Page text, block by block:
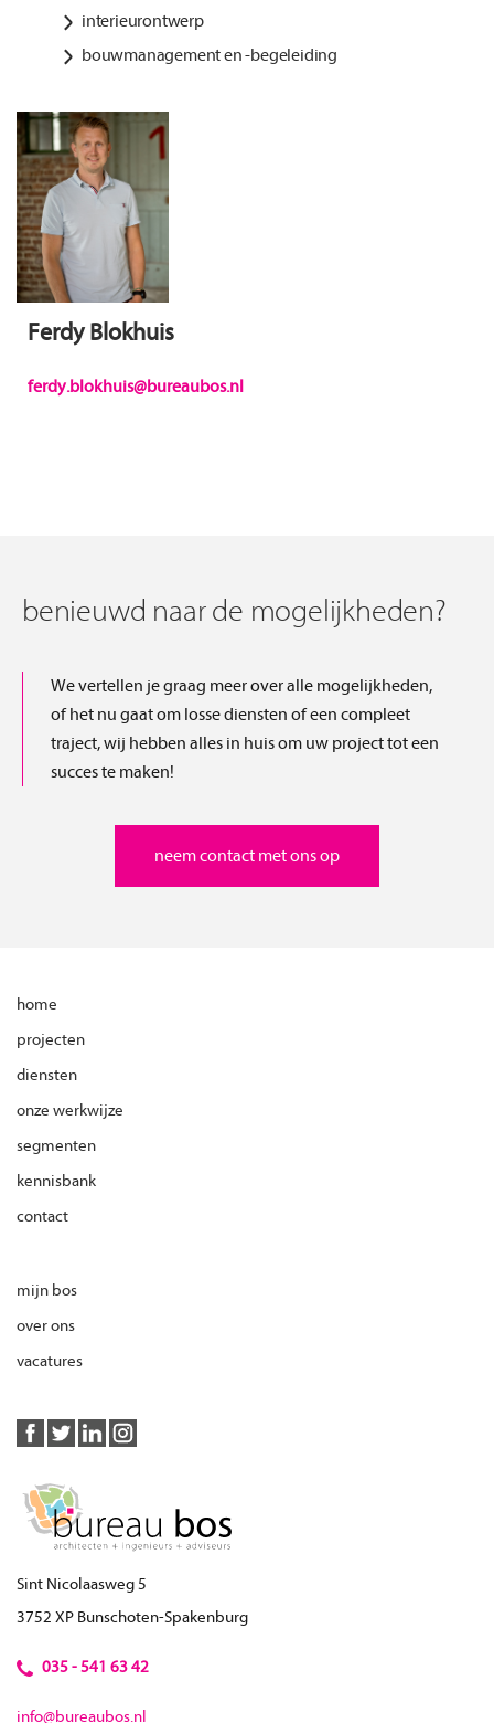
interieurontwerp
bouwmanagement en -begeleiding
Ferdy Blokhuis
ferdy.blokhuis@bureaubos.nl
benieuwd naar de mogelijkheden?
We vertellen je graag meer over alle mogelijkheden,
of het nu gaat om losse diensten of een compleet
traject, wij hebben alles in huis om uw project tot een
succes te maken!
neem contact met ons op
home
projecten
diensten
onze werkwijze
segmenten
kennisbank
contact
mijn bos
over ons
vacatures
Sint Nicolaasweg 5
3752 XP Bunschoten-Spakenburg
035 - 541 63 42
info@bureaubos.nl